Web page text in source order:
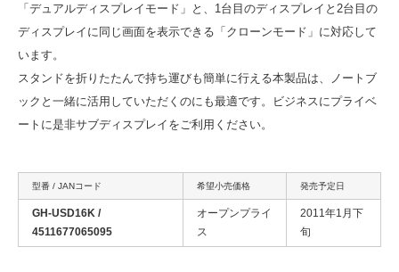
「デュアルディスプレイモード」と、1台目のディスプレイと2台目の
ディスプレイに同じ画面を表示できる「クローンモード」に対応して
います。
スタンドを折りたたんで持ち運びも簡単に行える本製品は、ノートブ
ックと一緒に活用していただくのにも最適です。ビジネスにプライベ
ートに是非サブディスプレイをご利用ください。
型番 / JANコード 希望小売価格 発売予定日
GH-USD16K /
4511677065095
オープンプライ
ス
2011年1月下
旬